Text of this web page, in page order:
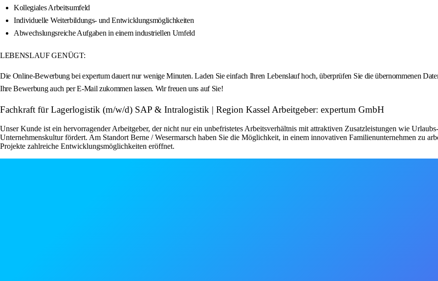
Kollegiales Arbeitsumfeld
Individuelle Weiterbildungs- und Entwicklungsmöglichkeiten
Abwechslungsreiche Aufgaben in einem industriellen Umfeld
LEBENSLAUF GENÜGT:
Die Online-Bewerbung bei expertum dauert nur wenige Minuten. Laden Sie einfach Ihren Lebenslauf hoch, überprüfen Sie die übernommenen
Ihre Bewerbung auch per E-Mail zukommen lassen. Wir freuen uns auf Sie!
Fachkraft für Lagerlogistik (m/w/d) SAP & Intralogistik | Region Kassel Arbeitgeber: expertum GmbH
Unser Kunde ist ein hervorragender Arbeitgeber, der nicht nur ein unbefristetes Arbeitsverhältnis mit attraktiven Zusatzleistungen wie
Unternehmenskultur fördert. Am Standort Berne / Wesermarsch haben Sie die Möglichkeit, in einem innovativen Familienunternehmen zu
Projekte zahlreiche Entwicklungsmöglichkeiten eröffnet.